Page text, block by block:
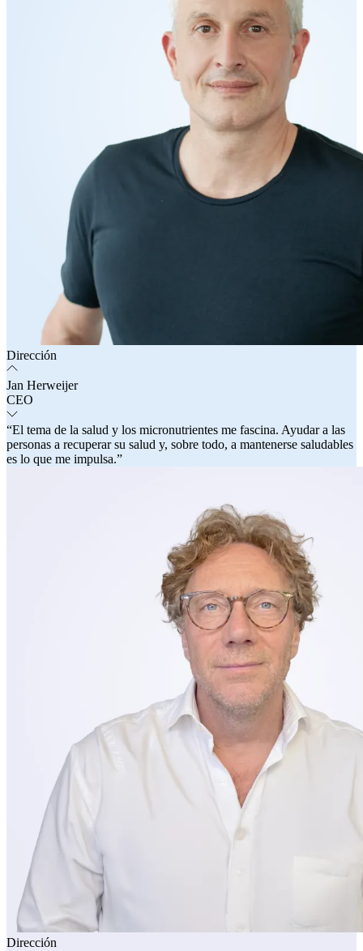
Dirección
Jan Herweijer
CEO
“El tema de la salud y los micronutrientes me fascina. Ayudar a las
personas a recuperar su salud y, sobre todo, a mantenerse saludables
es lo que me impulsa.”
Dirección